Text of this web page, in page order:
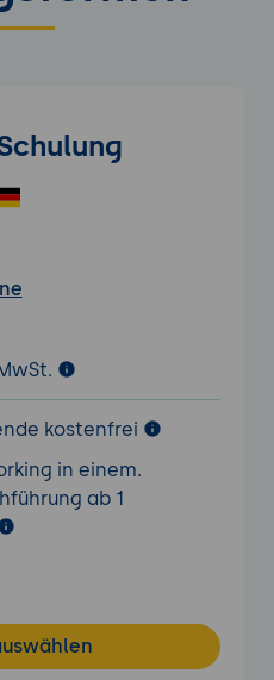
kostenfrei
in einem.
ab 1